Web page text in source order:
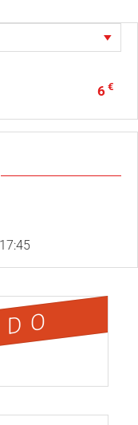
6 €